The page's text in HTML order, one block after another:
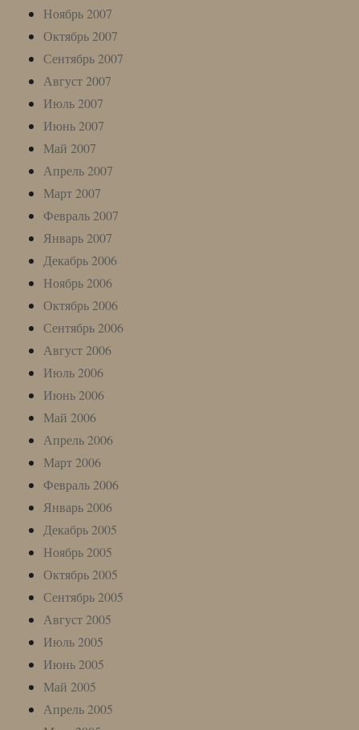
Ноябрь 2007
Октябрь 2007
Сентябрь 2007
Август 2007
Июль 2007
Июнь 2007
Май 2007
Апрель 2007
Март 2007
Февраль 2007
Январь 2007
Декабрь 2006
Ноябрь 2006
Октябрь 2006
Сентябрь 2006
Август 2006
Июль 2006
Июнь 2006
Май 2006
Апрель 2006
Март 2006
Февраль 2006
Январь 2006
Декабрь 2005
Ноябрь 2005
Октябрь 2005
Сентябрь 2005
Август 2005
Июль 2005
Июнь 2005
Май 2005
Апрель 2005